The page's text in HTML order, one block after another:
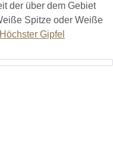
der über dem Gebiet
Spitze oder Weiße
Höchster Gipfel